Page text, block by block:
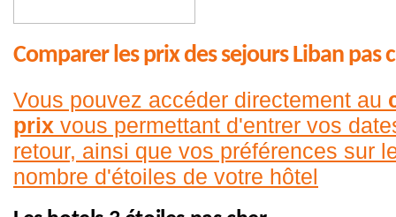
Comparer les prix des sejours Liban pas
Vous pouvez accéder directement au
prix vous permettant d'entrer vos
retour, ainsi que vos préférences sur
nombre d'étoiles de votre hôtel